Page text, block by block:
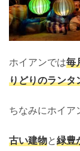
ホイアンでは毎
りどりのランタ
ちなみにホイア
古い建物と緑豊